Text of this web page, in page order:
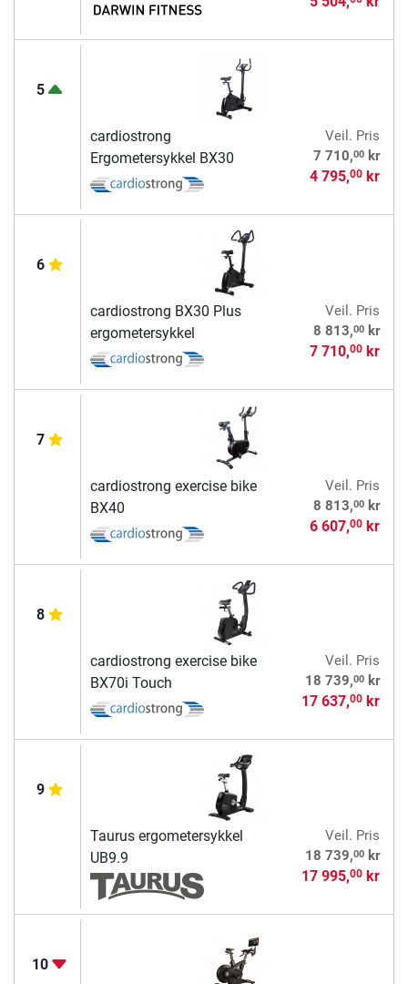
5
cardiostrong
Ergometersykkel BX30
Veil. Pris
7 710,00kr
4 795,00kr
6
cardiostrong BX30 Plus
ergometersykkel
Veil. Pris
8 813,00kr
7 710,00kr
7
cardiostrong exercise bike
BX40
Veil. Pris
8 813,00kr
6 607,00kr
8
cardiostrong exercise bike
BX70i Touch
Veil. Pris
18 739,00kr
17 637,00kr
9
Taurus ergometersykkel
UB9.9
Veil. Pris
18 739,00kr
17 995,00kr
10